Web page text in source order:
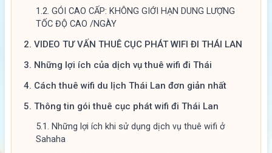
1.2. GÓI CAO CẤP: KHÔNG GIỚI HẠN DUNG LƯỢNG
TỐC ĐỘ CAO /NGÀY
2. VIDEO TƯ VẤN THUÊ CỤC PHÁT WIFI ĐI THÁI LAN
3. Những lợi ích của dịch vụ thuê wifi đi Thái
4. Cách thuê wifi du lịch Thái Lan đơn giản nhất
5. Thông tin gói thuê cục phát wifi đi Thái Lan
5.1. Những lợi ích khi sử dụng dịch vụ thuê wifi ở
Sahaha